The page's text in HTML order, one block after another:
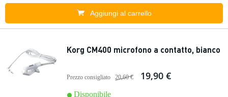
Aggiungi al carrello
Korg CM400 microfono a contatto, bianco
Prezzo consigliato 20,60 € 19,90 €
Disponibile